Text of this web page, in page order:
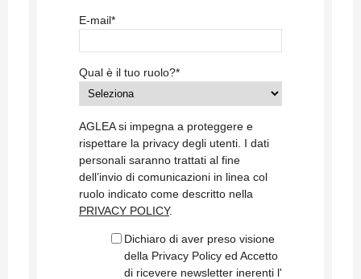
E-mail*
Qual è il tuo ruolo?*
AGLEA si impegna a proteggere e
rispettare la privacy degli utenti. I dati
personali saranno trattati al fine
dell’invio di comunicazioni in linea col
ruolo indicato come descritto nella
PRIVACY POLICY.
Dichiaro di aver preso visione
della Privacy Policy ed Accetto
di ricevere newsletter inerenti l'